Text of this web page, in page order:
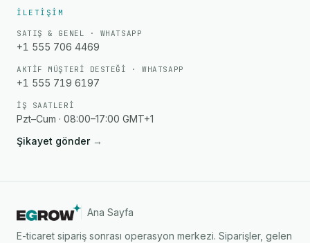
İLETIŞIM
SATIŞ & GENEL · WHATSAPP
+1 555 706 4469
AKTIF MÜŞTERI DESTEĞI · WHATSAPP
+1 555 719 6197
İŞ SAATLERI
Pzt–Cum · 08:00–17:00 GMT+1
Şikayet gönder →
Ana Sayfa
E-ticaret sipariş sonrası operasyon merkezi. Siparişler, gelen